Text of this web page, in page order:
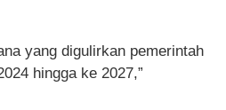
yang digulirkan pemerintah
hingga ke 2027,”